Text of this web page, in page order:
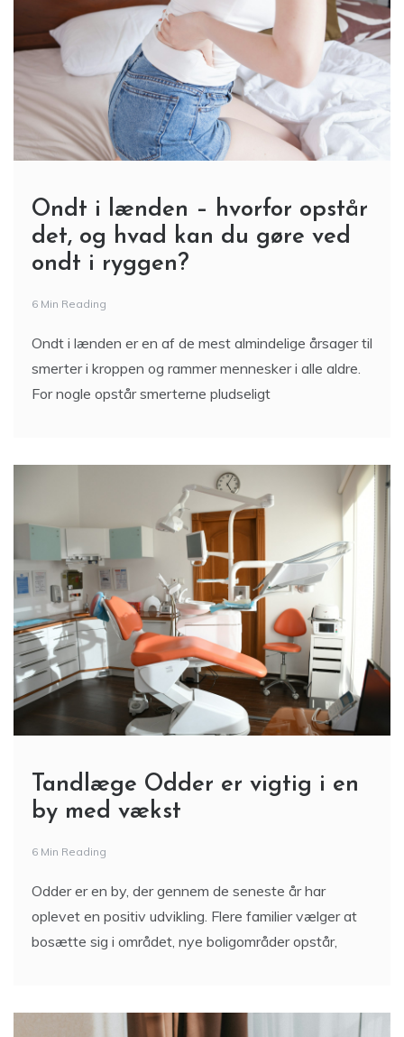
Ondt i lænden – hvorfor opstår
det, og hvad kan du gøre ved
ondt i ryggen?
6 Min Reading
Ondt i lænden er en af de mest almindelige årsager til
smerter i kroppen og rammer mennesker i alle aldre.
Tandlæge Odder er vigtig i en
by med vækst
6 Min Reading
Odder er en by, der gennem de seneste år har
oplevet en positiv udvikling. Flere familier vælger at